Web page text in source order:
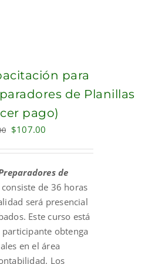
para
de Planillas
pago)
Original
$200.00.
$107.00
$107.00.
de
consiste de 36 horas
será presencial
Este curso está
obtenga
en el área
Los